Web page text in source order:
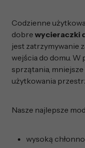
Codzienne
dobre wycieraczki
jest zatrzymywanie
wejścia do domu.
sprzątania,
użytkowania
Nasze najlepsze
wysoką